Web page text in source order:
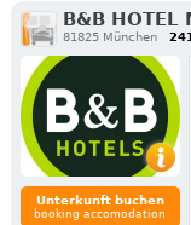
B&B HOTEL
81825 München
Unterkunft buchen
booking accomodation